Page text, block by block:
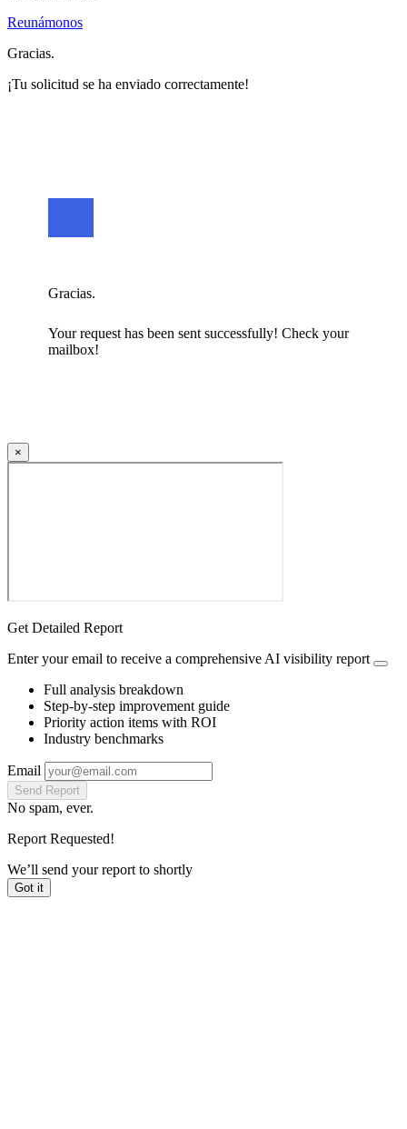
Reunámonos
Gracias.
¡Tu solicitud se ha enviado correctamente!
Gracias.
Your request has been sent successfully! Check your
mailbox!
×
Get Detailed Report
Enter your email to receive a comprehensive AI visibility report
Full analysis breakdown
Step-by-step improvement guide
Priority action items with ROI
Industry benchmarks
Email
Send Report
No spam, ever.
Report Requested!
We’ll send your report to shortly
Got it